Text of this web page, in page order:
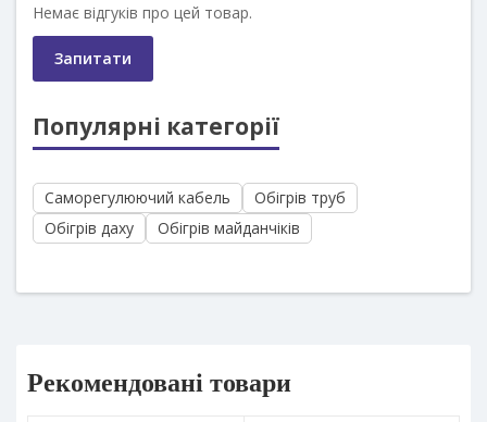
Немає відгуків про цей товар.
Запитати
Популярні категорії
Саморегулюючий кабель
Обігрів труб
Обігрів даху
Обігрів майданчіків
Рекомендовані товари